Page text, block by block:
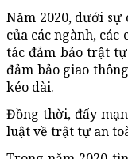
Năm 2020, dưới
của các ngành,
tác đảm bảo trật
đảm bảo giao
kéo dài.
Đồng thời, đẩy
luật về trật tự an